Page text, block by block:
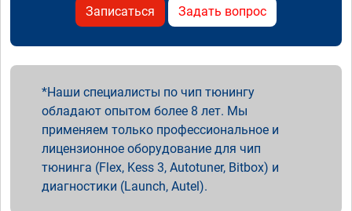
Записаться Задать вопрос
Наши специалисты по чип тюнингу
обладают опытом более 8 лет. Мы
применяем только профессиональное и
лицензионное оборудование для чип
тюнинга (Flex, Kess 3, Autotuner, Bitbox) и
диагностики (Launch, Autel).